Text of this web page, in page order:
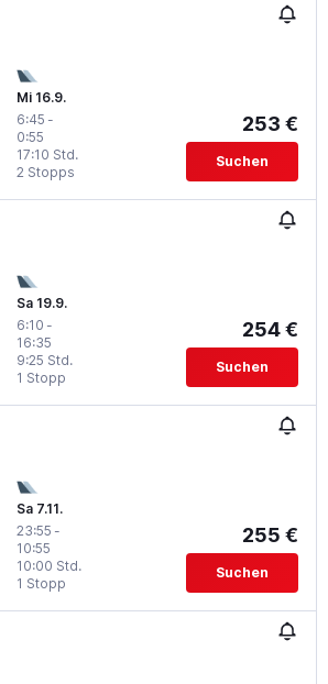
Mi 16.9.
6:45 -
0:55
2 Stopps
17:10 Std.
253 €
Suchen
Sa 19.9.
6:10 -
16:35
1 Stopp
9:25 Std.
254 €
Suchen
Sa 7.11.
23:55 -
10:55
1 Stopp
10:00 Std.
255 €
Suchen